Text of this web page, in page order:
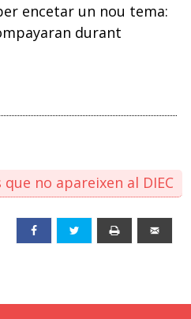
encetar un nou tema:
durant
no apareixen al DIEC
Facebook Twitter